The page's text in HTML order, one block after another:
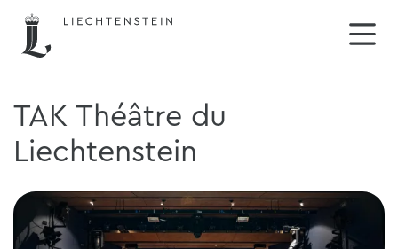
TAK Théâtre du
Liechtenstein